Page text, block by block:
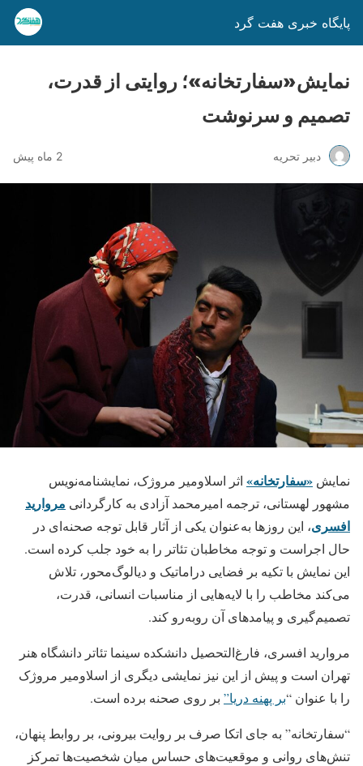
پایگاه خبری هفت گرد
نمایش«سفارتخانه»؛ روایتی از قدرت،
تصمیم و سرنوشت
دبیر تحریه 2 ماه پیش
نمایش «سفارتخانه» اثر اسلاومیر مروژک، نمایشنامه‌نویس
مشهور لهستانی، ترجمه امیرمحمد آزادی به کارگردانی مروارید
افسری، این روزها به‌عنوان یکی از آثار قابل توجه صحنه‌ای در
حال اجراست و توجه مخاطبان تئاتر را به خود جلب کرده است.
این نمایش با تکیه بر فضایی دراماتیک و دیالوگ‌محور، تلاش
می‌کند مخاطب را با لایه‌هایی از مناسبات انسانی، قدرت،
تصمیم‌گیری و پیامدهای آن روبه‌رو کند.
مروارید افسری، فارغ‌التحصیل دانشکده سینما تئاتر دانشگاه هنر
تهران است و پیش از این نیز نمایشی دیگری از اسلاومیر مروژک
را با عنوان “بر پهنه دریا” بر روی صحنه برده است.
“سفارتخانه” به جای اتکا صرف بر روایت بیرونی، بر روابط پنهان،
تنش‌های روانی و موقعیت‌های حساس میان شخصیت‌ها تمرکز